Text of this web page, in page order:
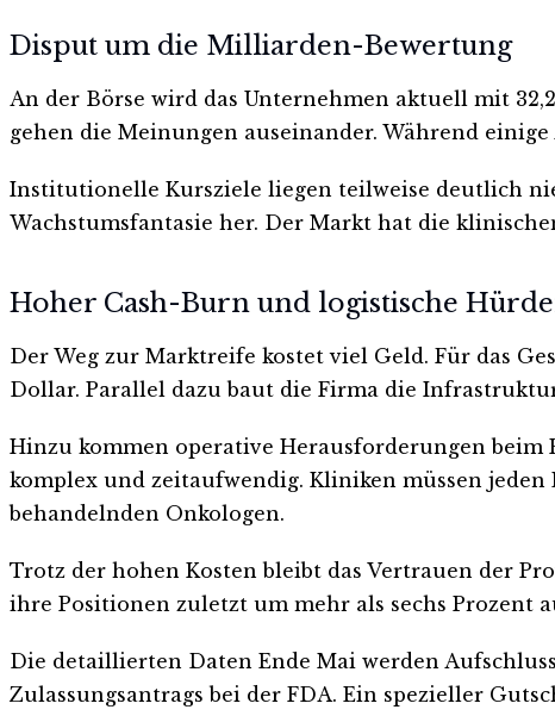
Disput um die Milliarden-Bewertung
An der Börse wird das Unternehmen aktuell mit
gehen die Meinungen auseinander. Während
Institutionelle Kursziele liegen teilweise deutlich
Wachstumsfantasie her. Der Markt hat die
Hoher Cash-Burn und logistische
Der Weg zur Marktreife kostet viel Geld. Für das
Dollar. Parallel dazu baut die Firma die
Hinzu kommen operative Herausforderungen
komplex und zeitaufwendig. Kliniken müssen
behandelnden Onkologen.
Trotz der hohen Kosten bleibt das Vertrauen der
ihre Positionen zuletzt um mehr als sechs Prozent
Die detaillierten Daten Ende Mai werden
Zulassungsantrags bei der FDA. Ein spezieller